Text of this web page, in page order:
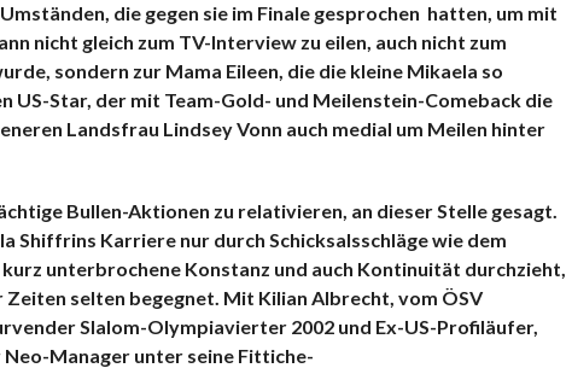
die gegen sie im Finale gesprochen hatten, um mit
nicht gleich zum TV-Interview zu eilen, auch nicht zum
sondern zur Mama Eileen, die die kleine Mikaela so
Star, der mit Team-Gold- und Meilenstein-Comeback die
Landsfrau Lindsey Vonn auch medial um Meilen hinter
Bullen-Aktionen zu relativieren, an dieser Stelle gesagt.
Shiffrins Karriere nur durch Schicksalsschläge wie dem
unterbrochene Konstanz und auch Kontinuität durchzieht,
selten begegnet. Mit Kilian Albrecht, vom ÖSV
Slalom-Olympiavierter 2002 und Ex-US-Profiläufer,
Manager unter seine Fittiche-